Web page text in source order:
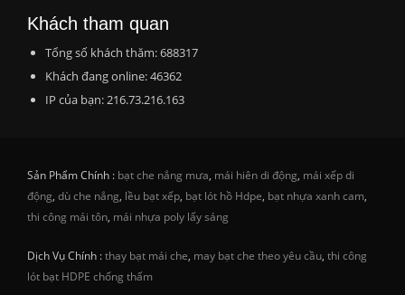
Khách tham quan
Tổng số khách thăm: 688317
Khách đang online: 46362
IP của bạn: 216.73.216.163
Sản Phẩm Chính : bạt che nắng mưa, mái hiên di động, mái xếp di
động, dù che nắng, lều bạt xếp, bạt lót hồ Hdpe, bạt nhựa xanh cam,
thi công mái tôn, mái nhựa poly lấy sáng
Dịch Vụ Chính :thay bạt mái che, may bạt che theo yêu cầu, thi công
lót bạt HDPE chống thấm